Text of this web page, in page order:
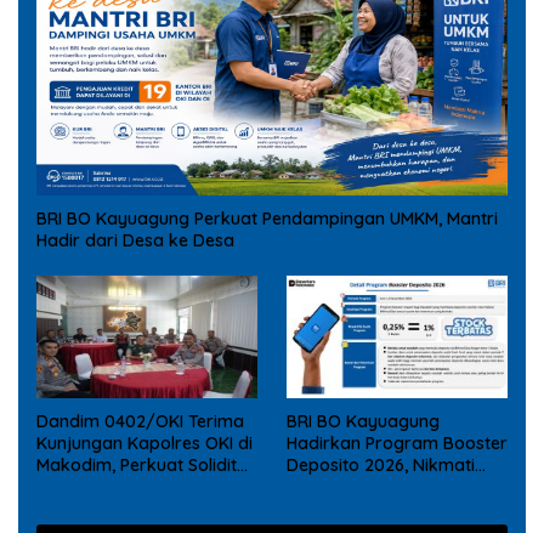
BRI BO Kayuagung Perkuat Pendampingan UMKM, Mantri
Hadir dari Desa ke Desa
Dandim 0402/OKI Terima
Kunjungan Kapolres OKI di
Makodim, Perkuat Soliditas
BRI BO Kayuagung
Hadirkan Program Booster
Deposito 2026, Nikmati